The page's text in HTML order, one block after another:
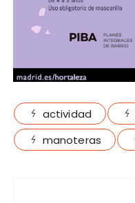
actividad
manoteras